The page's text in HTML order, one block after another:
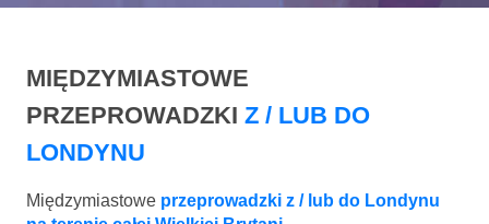
MIĘDZYMIASTOWE
PRZEPROWADZKI Z / LUB DO
LONDYNU
Międzymiastowe przeprowadzki z / lub do Londynu